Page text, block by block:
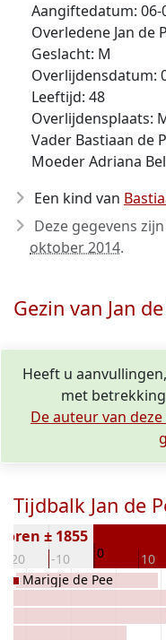
Aangiftedatum: 06-
Overledene Jan de
Geslacht: M
Overlijdensdatum:
Leeftijd: 48
Overlijdensplaats:
Vader Bastiaan de
Moeder Adriana
Een kind van
Deze gegevens
oktober 2014.
Gezin van Jan
Heeft u
met betrekking
De auteur van
Tijdbalk Jan de
-20 -10 0 10
± 1855
Marigje de Pee